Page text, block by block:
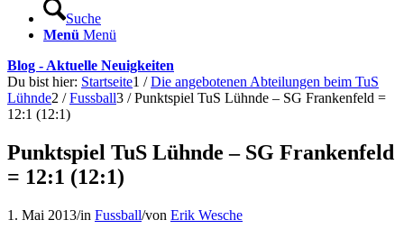
Suche
Menü Menü
Blog - Aktuelle Neuigkeiten
Du bist hier: Startseite1 / Die angebotenen Abteilungen beim TuS
Lühnde2 / Fussball3 / Punktspiel TuS Lühnde – SG Frankenfeld =
12:1 (12:1)
Punktspiel TuS Lühnde – SG Frankenfeld
= 12:1 (12:1)
1. Mai 2013/in Fussball/von Erik Wesche